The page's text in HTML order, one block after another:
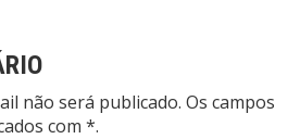
não será publicado. Os campos
com *.